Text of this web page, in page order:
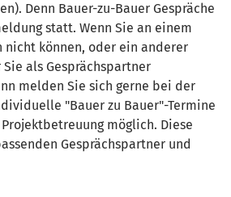
Denn Bauer-zu-Bauer Gespräche
statt. Wenn Sie an einem
nicht können, oder ein anderer
als Gesprächspartner
melden Sie sich gerne bei der
"Bauer zu Bauer"-Termine
möglich. Diese
Gesprächspartner und